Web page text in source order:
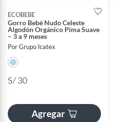
ECOBEBE
Gorro Bebé Nudo Celeste
Algodón Orgánico Pima Suave
– 3 a 9 meses
Por Grupo Icatex
S/ 30
Agregar